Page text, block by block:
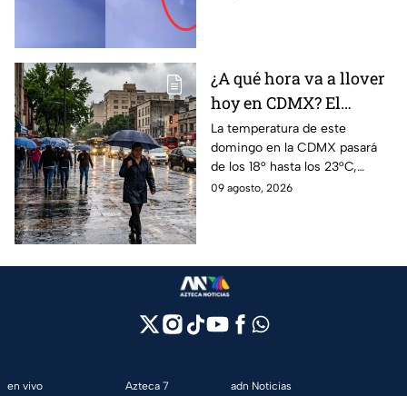
¿A qué hora va a llover
hoy en CDMX? El
pronóstico del clima
para este domingo
La temperatura de este
domingo en la CDMX pasará
de los 18° hasta los 23°C,
acompañado de lluvias en
09 agosto, 2026
en vivo
Azteca 7
adn Noticias